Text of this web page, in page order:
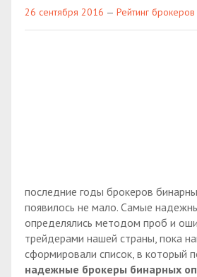
26 сентября 2016 — Рейтинг брокеров
последние годы брокеров
появилось не мало. Самые
определялись методом проб и
трейдерами нашей страны, пока
сформировали список, в который
надежные брокеры бинарных